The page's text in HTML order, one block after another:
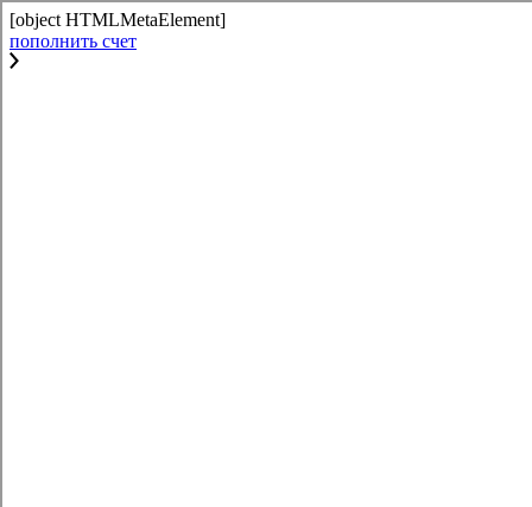
[object HTMLMetaElement]
пополнить счет